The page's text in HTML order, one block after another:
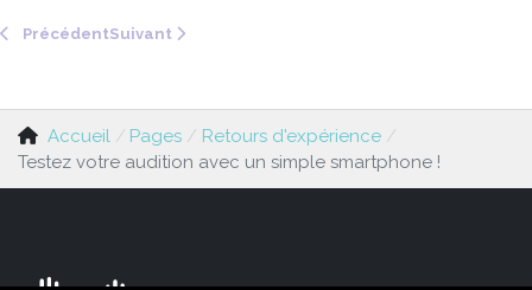
PrécédentSuivant
Accueil Pages
Retours d'expérience
Testez votre audition avec un simple smartphone !